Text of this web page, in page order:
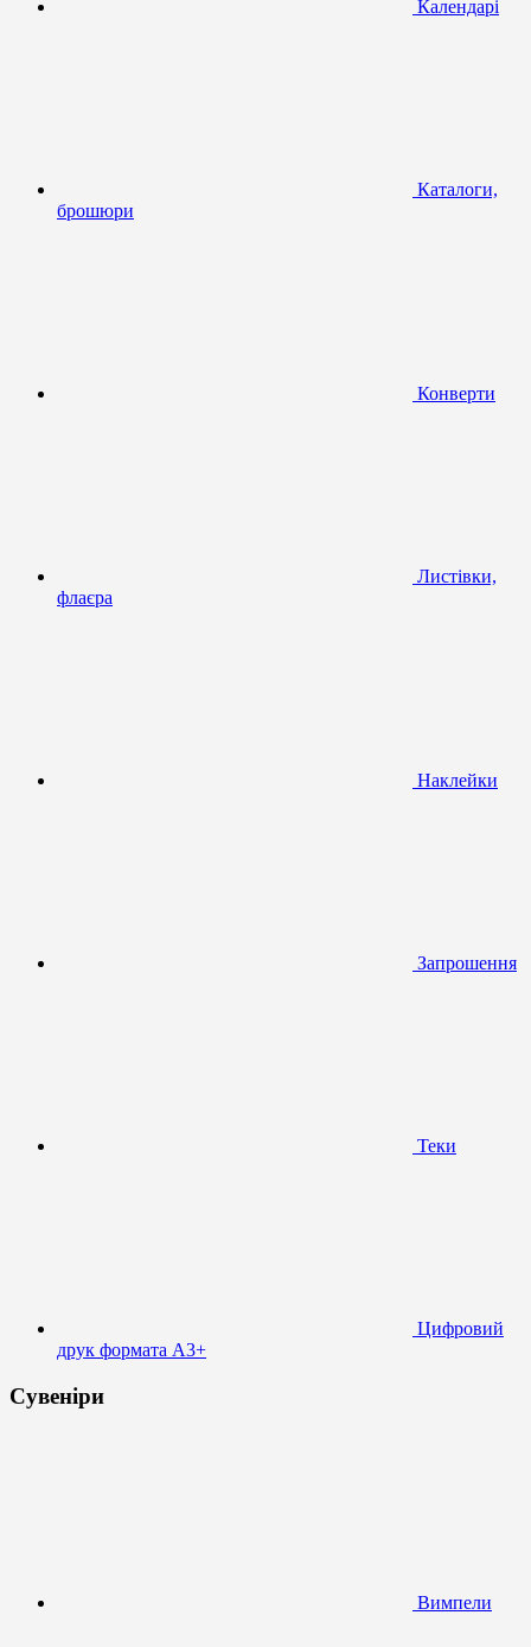
Календарі
Каталоги,
брошюри
Конверти
Листівки,
флаєра
Наклейки
Запрошення
Теки
Цифровий
друк формата А3+
Сувеніри
Вимпели